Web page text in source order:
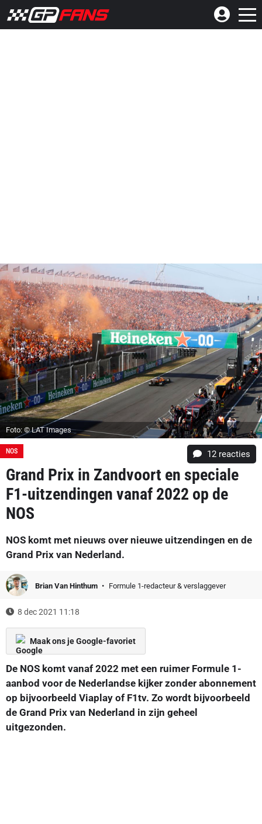
Foto: © LAT Images
NOS 12 reacties
Grand Prix in Zandvoort en speciale
F1-uitzendingen vanaf 2022 op de
NOS
NOS komt met nieuws over nieuwe uitzendingen en de
Grand Prix van Nederland.
Brian Van Hinthum Formule 1-redacteur & verslaggever
8 dec 2021 11:18
Maak ons je Google-favoriet
De NOS komt vanaf 2022 met een ruimer Formule 1-
aanbod voor de Nederlandse kijker zonder abonnement
op bijvoorbeeld Viaplay of F1tv. Zo wordt bijvoorbeeld
de Grand Prix van Nederland in zijn geheel
uitgezonden.